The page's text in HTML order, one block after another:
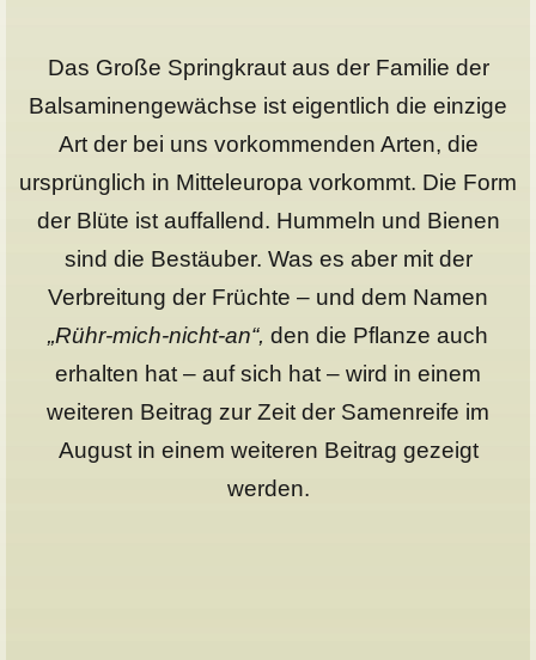
Das Große Springkrautaus der Familie der
Balsaminengewächse ist eigentlich die einzige
Art der bei uns vorkommenden Arten, die
ursprünglich in Mitteleuropa vorkommt. Die Form
der Blüte ist auffallend. Hummeln und Bienen
sind die Bestäuber. Was es aber mit der
Verbreitung der Früchte – und dem Namen
„Rühr-mich-nicht-an“, den die Pflanze auch
erhalten hat – auf sich hat – wird in einem
weiteren Beitrag zur Zeit der Samenreife im
August in einem weiteren Beitrag gezeigt
werden.